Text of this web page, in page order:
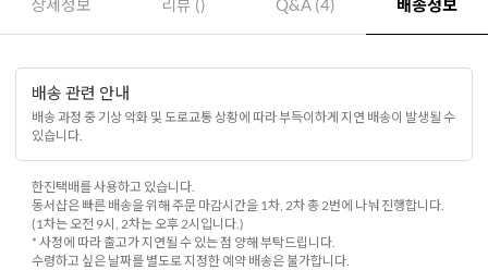
상세정보 리뷰 () Q&A (4) 배송정보
배송 관련 안내
배송 과정 중 기상 악화 및 도로교통 상황에 따라 부득이하게 지연 배송이 발생될 수
있습니다.
한진택배를 사용하고 있습니다.
동서샵은 빠른 배송을 위해 주문 마감시간을 1차, 2차 총 2번에 나눠 진행합니다.
(1차는 오전 9시, 2차는 오후 2시입니다.)
* 사정에 따라 출고가 지연될 수 있는 점 양해 부탁드립니다.
수령하고 싶은 날짜를 별도로 지정한 예약 배송은 불가합니다.